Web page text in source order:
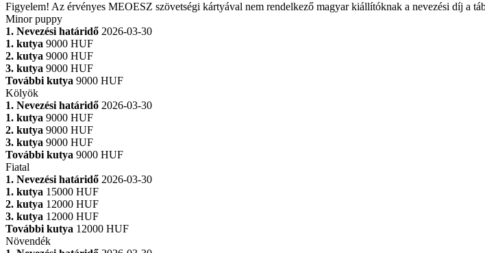
Figyelem! Az érvényes MEOESZ szövetségi kártyával nem rendelkező magyar kiállítóknak a nevezési díj a
Minor puppy
1. Nevezési határidő 2026-03-30
1. kutya 9000 HUF
2. kutya 9000 HUF
3. kutya 9000 HUF
További kutya 9000 HUF
Kölyök
1. Nevezési határidő 2026-03-30
1. kutya 9000 HUF
2. kutya 9000 HUF
3. kutya 9000 HUF
További kutya 9000 HUF
Fiatal
1. Nevezési határidő 2026-03-30
1. kutya 15000 HUF
2. kutya 12000 HUF
3. kutya 12000 HUF
További kutya 12000 HUF
Növendék